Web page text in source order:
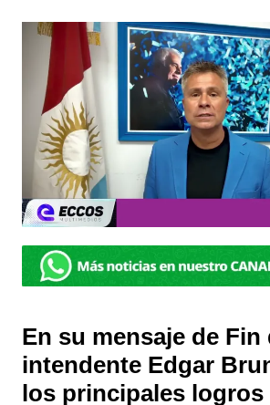
En su mensaje de Fin
intendente Edgar
los principales logros